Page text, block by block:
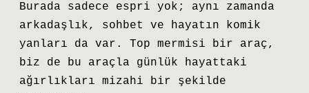
Burada sadece espri yok; aynı zamanda
arkadaşlık, sohbet ve hayatın komik
yanları da var. Top mermisi bir araç,
biz de bu araçla günlük hayattaki
ağırlıkları mizahi bir şekilde